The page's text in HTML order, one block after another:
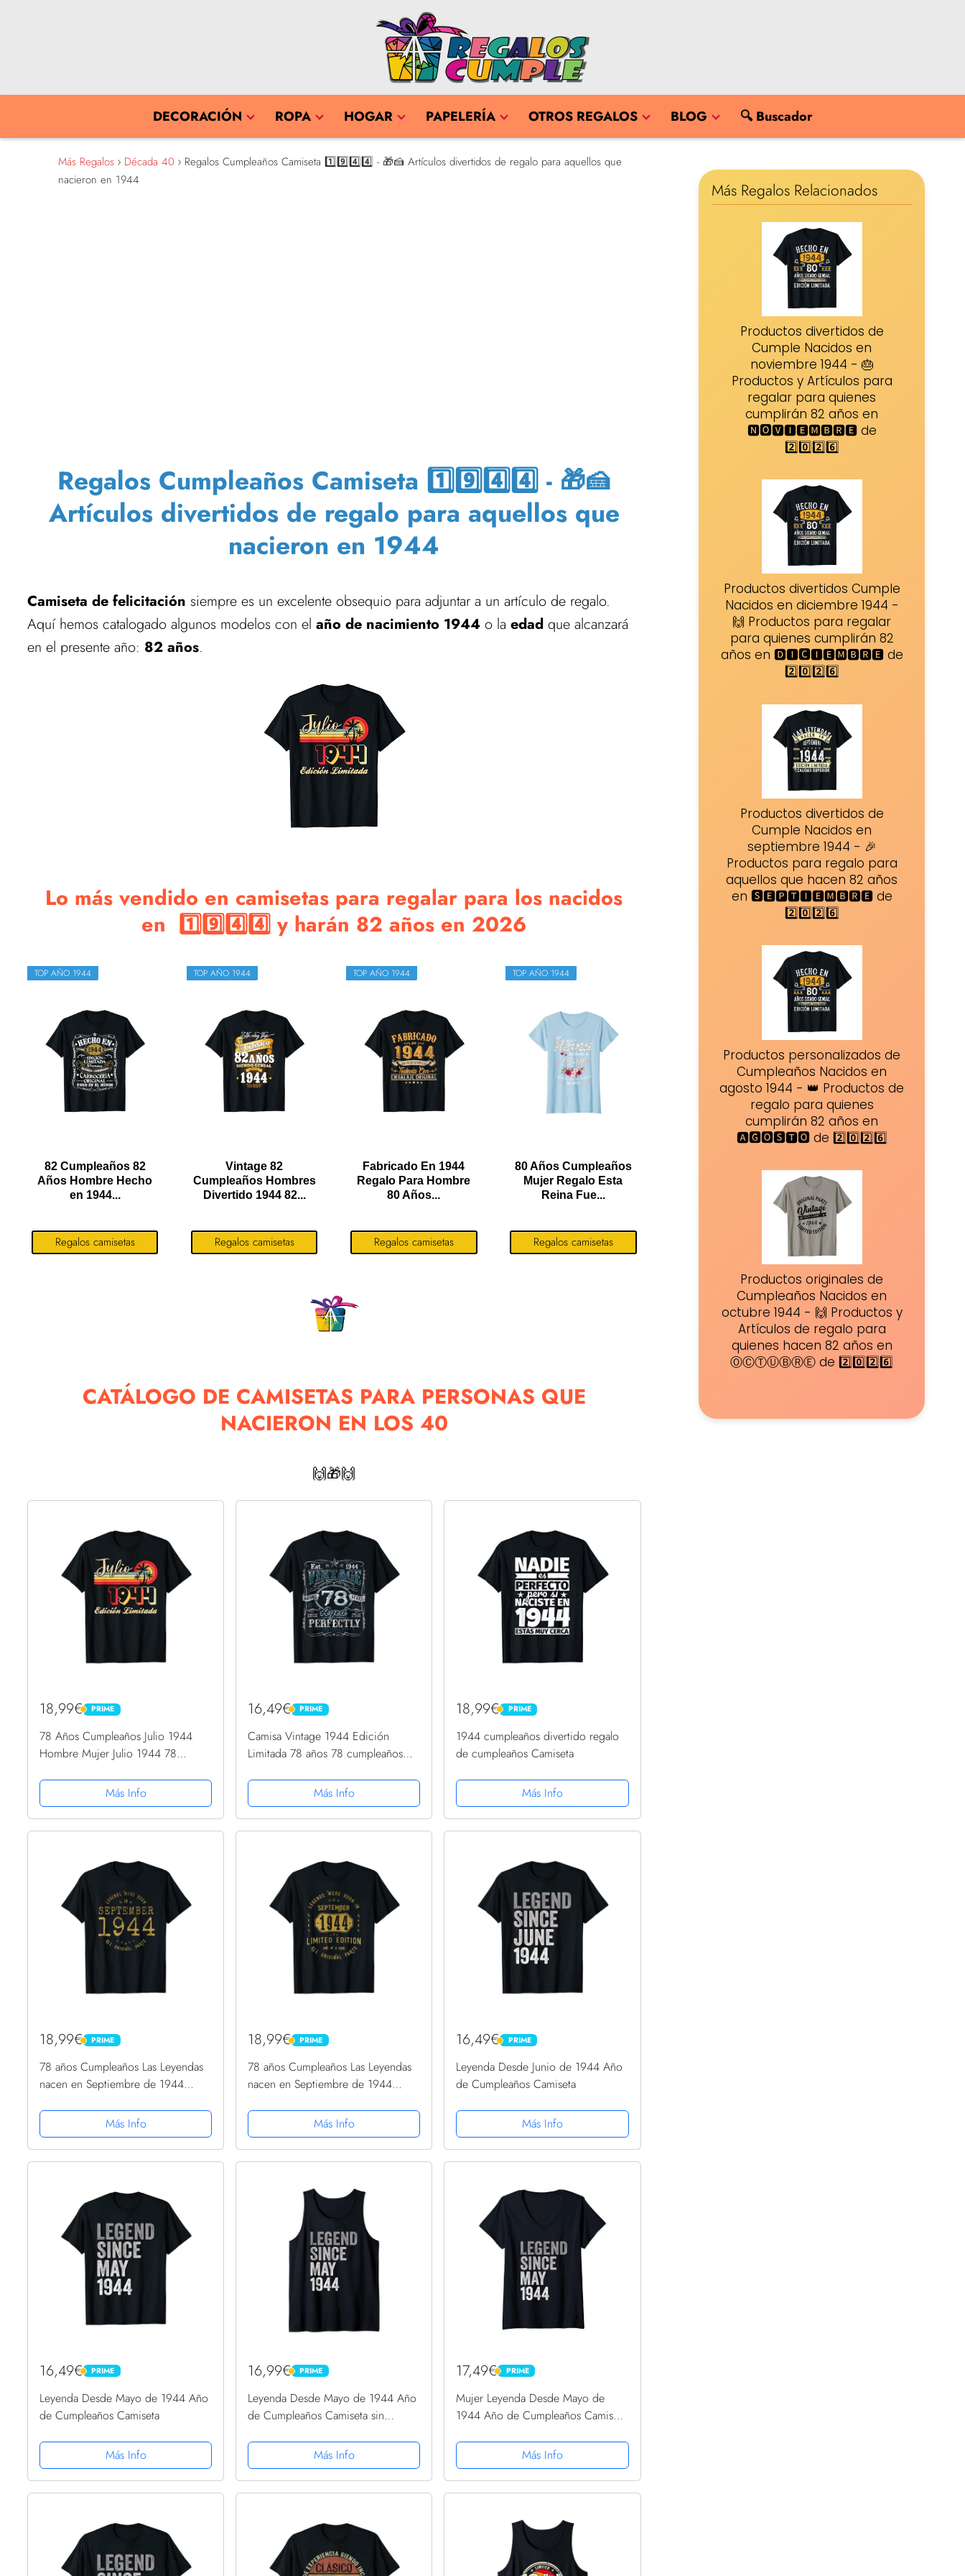
DECORACIÓN ROPA HOGAR PAPELERÍA OTROS REGALOS BLOG 🔍 Buscador
Más Regalos Década 40
Regalos Cumpleaños Camiseta 1️⃣9️⃣4️⃣4️⃣ - 🎁🍰 Artículos divertidos de regalo para aquellos que
nacieron en 1944
Regalos Cumpleaños Camiseta 1️⃣9️⃣4️⃣4️⃣ - 🎁🍰
Artículos divertidos de regalo para aquellos que
nacieron en 1944
Camiseta de felicitación siempre es un excelente obsequio para adjuntar a un artículo de regalo.
Aquí hemos catalogado algunos modelos con el año de nacimiento 1944 o la edad que alcanzará
en el presente año: 82 años.
Lo más vendido en camisetas para regalar para los nacidos
en 1️⃣9️⃣4️⃣4️⃣ y harán 82 años en 2026
TOP AÑO 1944
82 Cumpleaños 82
Años Hombre Hecho
en 1944...
Regalos camisetas
TOP AÑO 1944
Vintage 82
Cumpleaños Hombres
Divertido 1944 82...
Regalos camisetas
TOP AÑO 1944
Fabricado En 1944
Regalo Para Hombre
80 Años...
Regalos camisetas
TOP AÑO 1944
80 Años Cumpleaños
Mujer Regalo Esta
Reina Fue...
Regalos camisetas
CATÁLOGO DE CAMISETAS PARA PERSONAS QUE
NACIERON EN LOS 40
🙌🎁🙌
18,99€ PRIME
PRIME
78 Años Cumpleaños Julio 1944
Hombre Mujer Julio 1944 78
Más Info
16,49€ PRIME
PRIME
Camisa Vintage 1944 Edición
Limitada 78 años 78 cumpleaños
Más Info
18,99€ PRIME
PRIME
1944 cumpleaños divertido regalo
de cumpleaños Camiseta
Más Info
18,99€ PRIME
PRIME
78 años Cumpleaños Las Leyendas
nacen en Septiembre de 1944
Más Info
18,99€ PRIME
PRIME
78 años Cumpleaños Las Leyendas
nacen en Septiembre de 1944
Más Info
16,49€ PRIME
PRIME
Leyenda Desde Junio de 1944 Año
de Cumpleaños Camiseta
Más Info
16,49€ PRIME
PRIME
Leyenda Desde Mayo de 1944 Año
de Cumpleaños Camiseta
Más Info
16,99€ PRIME
PRIME
Leyenda Desde Mayo de 1944 Año
de Cumpleaños Camiseta sin
Más Info
17,49€ PRIME
PRIME
Mujer Leyenda Desde Mayo de
1944 Año de Cumpleaños Camiseta
Más Info
Más Regalos Relacionados
Productos divertidos de
Cumple Nacidos en
noviembre 1944 - 🎂
Productos y Artículos para
regalar para quienes
cumplirán 82 años en
🅽🅾🆅🅸🅴🅼🅱🆁🅴 de
2️⃣0️⃣2️⃣6️⃣
Productos divertidos Cumple
Nacidos en diciembre 1944 -
🙌 Productos para regalar
para quienes cumplirán 82
años en 🅳🅸🅲🅸🅴🅼🅱🆁🅴 de
2️⃣0️⃣2️⃣6️⃣
Productos divertidos de
Cumple Nacidos en
septiembre 1944 - 🎉
Productos para regalo para
aquellos que hacen 82 años
en 🆂🅴🅿🆃🅸🅴🅼🅱🆁🅴 de
2️⃣0️⃣2️⃣6️⃣
Productos personalizados de
Cumpleaños Nacidos en
agosto 1944 - 👑 Productos de
regalo para quienes
cumplirán 82 años en
🅰🅶🅾🆂🆃🅾 de 2️⃣0️⃣2️⃣6️⃣
Productos originales de
Cumpleaños Nacidos en
octubre 1944 - 🙌 Productos y
Artículos de regalo para
quienes hacen 82 años en
ⓄⒸⓉⓊⒷⓇⒺ de 2️⃣0️⃣2️⃣6️⃣